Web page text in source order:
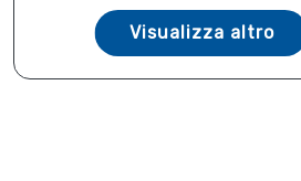
Visualizza altro